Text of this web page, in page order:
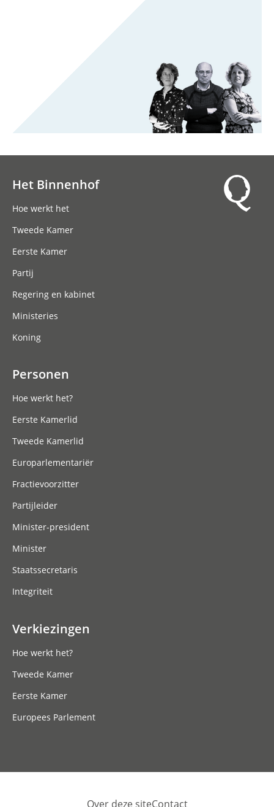
Het Binnenhof
Hoe werkt het
Tweede Kamer
Eerste Kamer
Partij
Regering en kabinet
Ministeries
Koning
Personen
Hoe werkt het?
Eerste Kamerlid
Tweede Kamerlid
Europarlementariër
Fractievoorzitter
Partijleider
Minister-president
Minister
Staatssecretaris
Integriteit
Verkiezingen
Hoe werkt het?
Tweede Kamer
Eerste Kamer
Europees Parlement
Over deze siteContact